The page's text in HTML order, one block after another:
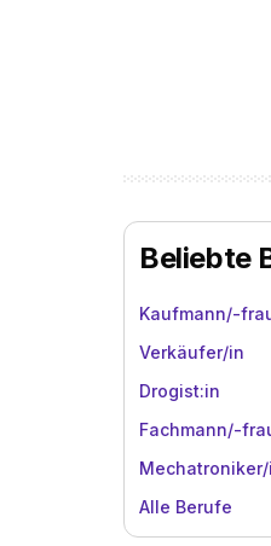
Beliebte
Kaufmann/-
Verkäufer/in
Drogist:in
Fachmann/-
Alle Berufe